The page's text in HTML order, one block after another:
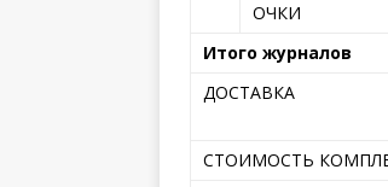
ОЧКИ
Итого журналов
ДОСТАВКА
СТОИМОСТЬ